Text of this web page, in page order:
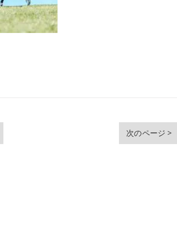
次のページ >